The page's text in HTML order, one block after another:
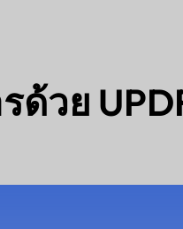
วย